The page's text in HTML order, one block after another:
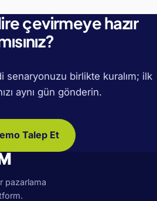
çevirmeye hazır
senaryonuzu birlikte kuralım; ilk
aynı gün gönderin.
Talep Et
pazarlama